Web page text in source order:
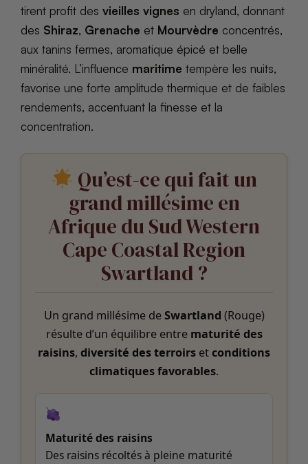
tirent profit des vieilles vignes en dryland, donnant
des Shiraz, Grenache et Mourvèdre concentrés,
aux tanins fermes, aromatique épicé et belle
minéralité. L’influence maritime tempère les nuits,
favorise une forte amplitude thermique et de faibles
rendements, accentuant la finesse et la
concentration.
Qu’est-ce qui fait un
grand millésime en
Afrique du Sud Western
Cape Coastal Region
Swartland ?
Un grand millésime deSwartland (Rouge)
résulte d’un équilibre entre maturité des
raisins, diversité des terroirs etconditions
climatiques favorables.
Maturité des raisins
Des raisins récoltés à pleine maturité